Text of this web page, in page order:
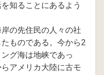
知ることにあるよう
の先住民の人々の社
ものである。今から2
グ海は地峡であっ
アメリカ大陸に古モ